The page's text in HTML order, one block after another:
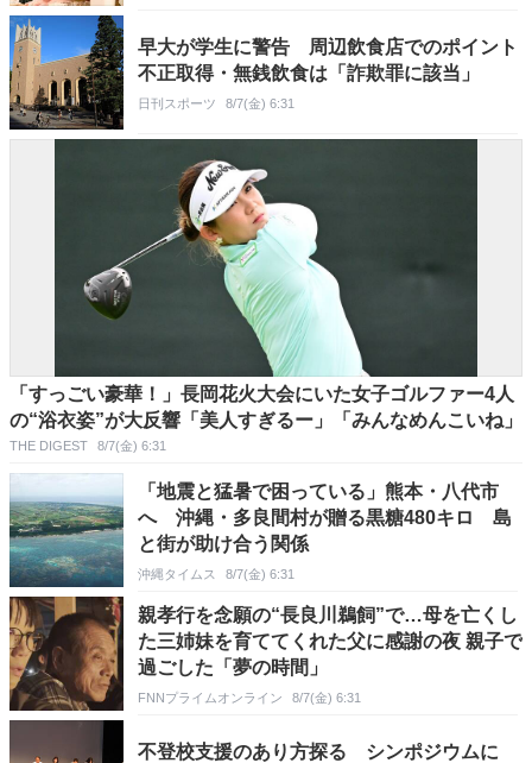
早大が学生に警告 周辺飲食店でのポイント
不正取得・無銭飲食は「詐欺罪に該当」
日刊スポーツ 8/7(金) 6:31
「すっごい豪華！」長岡花火大会にいた女子ゴルファー4人
の“浴衣姿”が大反響「美人すぎるー」「みんなめんこいね」
THE DIGEST 8/7(金) 6:31
「地震と猛暑で困っている」熊本・八代市
へ 沖縄・多良間村が贈る黒糖480キロ 島
と街が助け合う関係
沖縄タイムス 8/7(金) 6:31
親孝行を念願の“長良川鵜飼”で…母を亡くし
た三姉妹を育ててくれた父に感謝の夜 親子で
過ごした「夢の時間」
FNNプライムオンライン 8/7(金) 6:31
不登校支援のあり方探る シンポジウムに